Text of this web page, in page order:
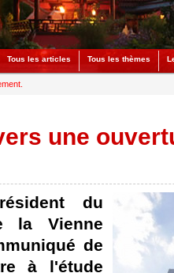
Tous les articles Tous les thèmes
une
du
la Vienne
de
à l'étude